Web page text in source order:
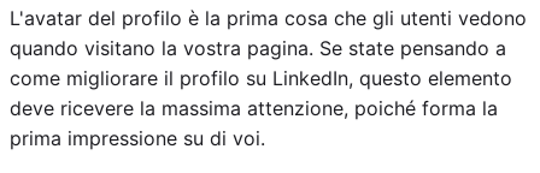
L'avatar del profilo è la prima cosa che gli utenti vedono
quando visitano la vostra pagina. Se state pensando a
come migliorare il profilo su LinkedIn, questo elemento
deve ricevere la massima attenzione, poiché forma la
prima impressione su di voi.